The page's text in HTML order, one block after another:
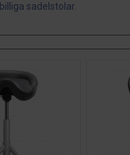
billiga sadelstolar.